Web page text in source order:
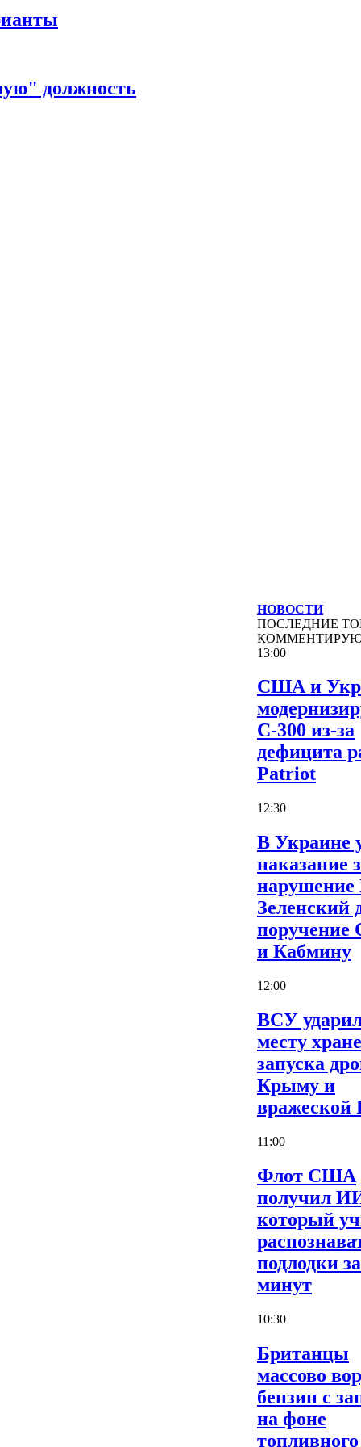
должность
НОВОСТИ
ПОСЛЕДНИЕ
13:00
США и
С-300 из-за
дефицита
Patriot
12:30
В Украине
наказание
Зеленский
и Кабмину
12:00
ВСУ
месту
запуска
Крыму и
вражеской
11:00
Флот США
получил
который
подлодки
минут
10:30
Британцы
массово
бензин с
на фоне
топливного